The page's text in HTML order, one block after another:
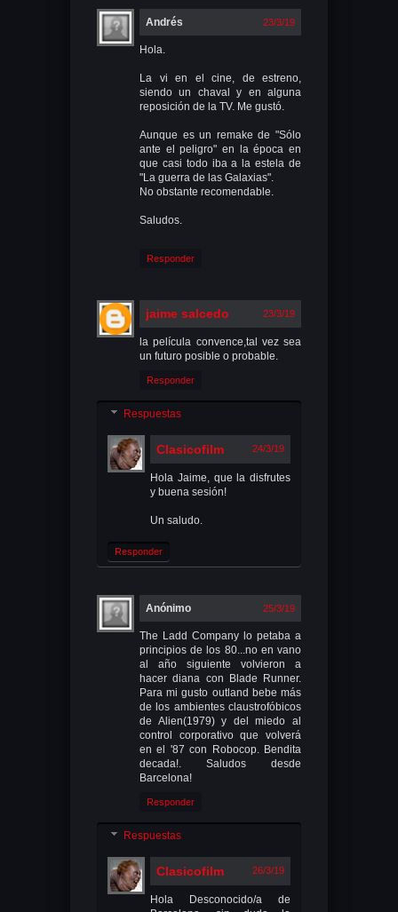
Andrés 23/3/19
Hola.
La vi en el cine, de estreno,
siendo un chaval y en alguna
reposición de la TV. Me gustó.
Aunque es un remake de "Sólo
ante el peligro" en la época en
que casi todo iba a la estela de
"La guerra de las Galaxias".
No obstante recomendable.
Saludos.
Responder
jaime salcedo 23/3/19
la película convence,tal vez sea
un futuro posible o probable.
Responder
Respuestas
Clasicofilm 24/3/19
Hola Jaime, que la disfrutes
y buena sesión!
Un saludo.
Responder
Anónimo 25/3/19
The Ladd Company lo petaba a
principios de los 80...no en vano
al año siguiente volvieron a
hacer diana con Blade Runner.
Para mi gusto outland bebe más
de los ambientes claustrofóbicos
de Alien(1979) y del miedo al
control corporativo que volverá
en el '87 con Robocop. Bendita
decada!. Saludos desde
Barcelona!
Responder
Respuestas
Clasicofilm 26/3/19
Hola Desconocido/a de